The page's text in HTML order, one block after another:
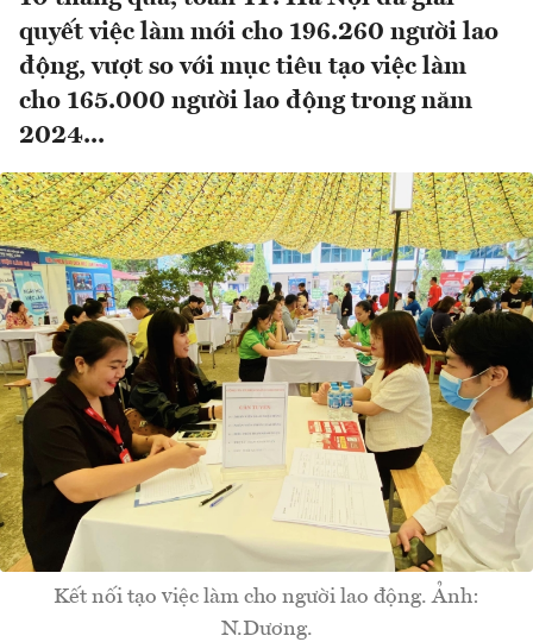
quyết việc làm mới cho 196.260 người lao
động, vượt so với mục tiêu tạo việc làm
cho 165.000 người lao động trong năm
2024...
Kết nối tạo việc làm cho người lao động. Ảnh:
N.Dương.